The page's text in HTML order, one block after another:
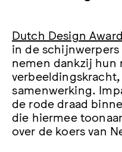
Dutch Design
in de
nemen dankzij hun
samenwerking.
de rode draad
die hiermee
over de koers van